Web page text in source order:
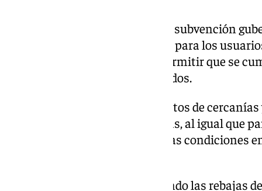
La noticia de la expiración de la subvención
público fue un jarro de agua fría para los
nuevo decreto ‘ómnibus’ va a permitir que se
descuentos y abonos programados.
De este modo, los abonos gratuitos de
estar disponibles en las taquillas, al igual que
trayecto. Todo ello en las mismas condiciones
También se van a seguir aplicando las rebajas